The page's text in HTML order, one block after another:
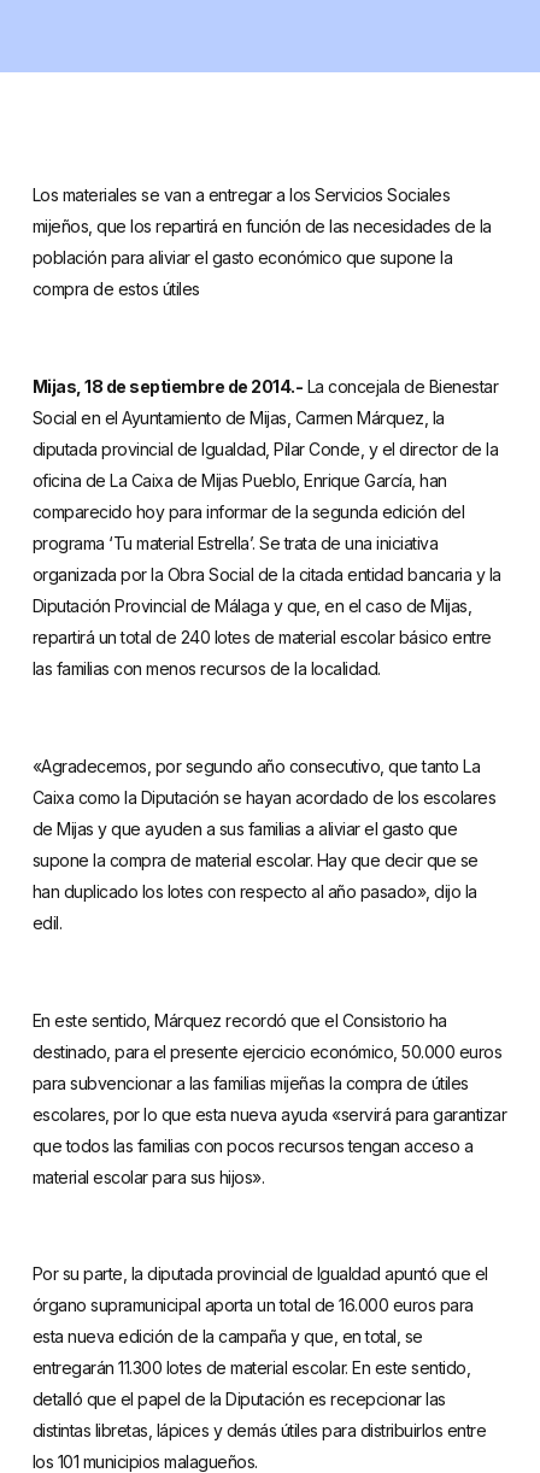
Los materiales se van a entregar a los Servicios Sociales
mijeños, que los repartirá en función de las necesidades de la
población para aliviar el gasto económico que supone la
compra de estos útiles
Mijas, 18 de septiembre de 2014.- La concejala de Bienestar
Social en el Ayuntamiento de Mijas, Carmen Márquez, la
diputada provincial de Igualdad, Pilar Conde, y el director de la
oficina de La Caixa de Mijas Pueblo, Enrique García, han
comparecido hoy para informar de la segunda edición del
programa ‘Tu material Estrella’. Se trata de una iniciativa
organizada por la Obra Social de la citada entidad bancaria y la
Diputación Provincial de Málaga y que, en el caso de Mijas,
repartirá un total de 240 lotes de material escolar básico entre
las familias con menos recursos de la localidad.
«Agradecemos, por segundo año consecutivo, que tanto La
Caixa como la Diputación se hayan acordado de los escolares
de Mijas y que ayuden a sus familias a aliviar el gasto que
supone la compra de material escolar. Hay que decir que se
han duplicado los lotes con respecto al año pasado», dijo la
edil.
En este sentido, Márquez recordó que el Consistorio ha
destinado, para el presente ejercicio económico, 50.000 euros
para subvencionar a las familias mijeñas la compra de útiles
escolares, por lo que esta nueva ayuda «servirá para garantizar
que todos las familias con pocos recursos tengan acceso a
material escolar para sus hijos».
Por su parte, la diputada provincial de Igualdad apuntó que el
órgano supramunicipal aporta un total de 16.000 euros para
esta nueva edición de la campaña y que, en total, se
entregarán 11.300 lotes de material escolar. En este sentido,
detalló que el papel de la Diputación es recepcionar las
distintas libretas, lápices y demás útiles para distribuirlos entre
los 101 municipios malagueños.